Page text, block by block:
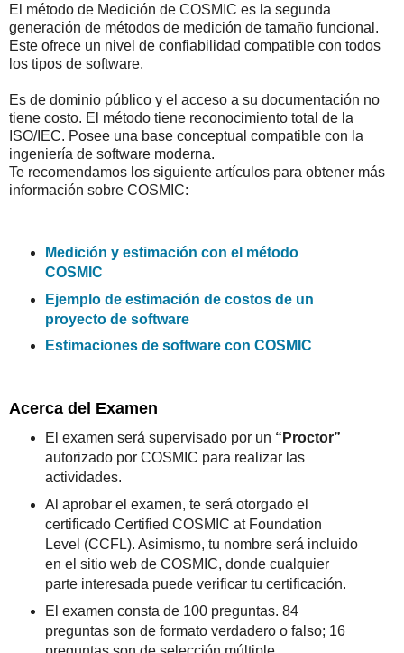
El método de Medición de COSMIC es la segunda
generación de métodos de medición de tamaño funcional.
Este ofrece un nivel de confiabilidad compatible con todos
los tipos de software.
Es de dominio público y el acceso a su documentación no
tiene costo. El método tiene reconocimiento total de la
ISO/IEC. Posee una base conceptual compatible con la
ingeniería de software moderna.
Te recomendamos los siguiente artículos para obtener más
información sobre COSMIC:
Medición y estimación con el método
COSMIC
Ejemplo de estimación de costos de un
proyecto de software
Estimaciones de software con COSMIC
Acerca del Examen
El examen será supervisado por un “Proctor”
autorizado por COSMIC para realizar las
actividades.
Al aprobar el examen, te será otorgado el
certificado Certified COSMIC at Foundation
Level (CCFL). Asimismo, tu nombre será incluido
en el sitio web de COSMIC, donde cualquier
parte interesada puede verificar tu certificación.
El examen consta de 100 preguntas. 84
preguntas son de formato verdadero o falso; 16